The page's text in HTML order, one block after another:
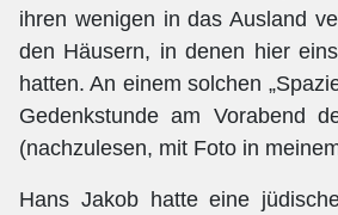
ihren wenigen in das Ausland
den Häusern, in denen hier
hatten. An einem solchen
Gedenkstunde am Vorabend
(nachzulesen, mit Foto in
Hans Jakob hatte eine